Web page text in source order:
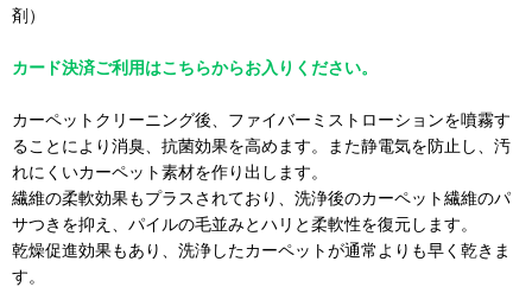
剤）
カード決済ご利用はこちらからお入りください。
カーペットクリーニング後、ファイバーミストローションを噴霧す
ることにより消臭、抗菌効果を高めます。また静電気を防止し、汚
れにくいカーペット素材を作り出します。
繊維の柔軟効果もプラスされており、洗浄後のカーペット繊維のパ
サつきを抑え、パイルの毛並みとハリと柔軟性を復元します。
乾燥促進効果もあり、洗浄したカーペットが通常よりも早く乾きま
す。